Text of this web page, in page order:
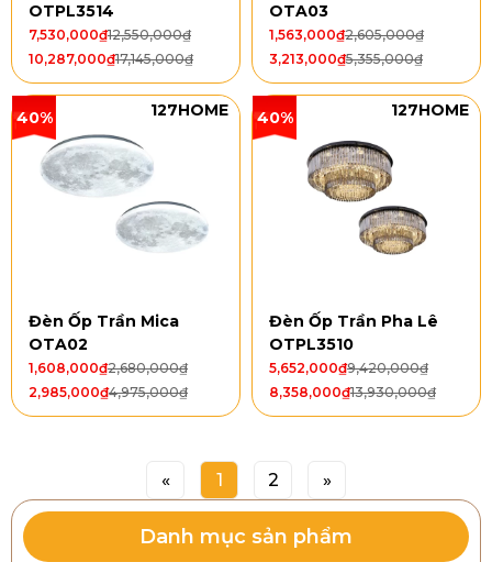
Danh mục sản phẩm
OTPL3514
12,550,000₫
7,530,000₫
17,145,000₫
10,287,000₫
OTA03
2,605,000₫
1,563,000₫
5,355,000₫
3,213,000₫
40% 127HOME
Đèn Ốp Trần Mica
OTA02
2,680,000₫
1,608,000₫
4,975,000₫
2,985,000₫
40% 127HOME
Đèn Ốp Trần Pha Lê
OTPL3510
9,420,000₫
5,652,000₫
13,930,000₫
8,358,000₫
« 1 2 »